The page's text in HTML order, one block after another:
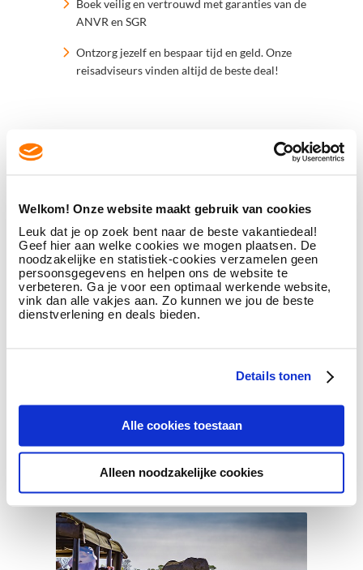
Welkom! Onze website maakt gebruik van cookies
Leuk dat je op zoek bent naar de beste vakantiedeal!
Geef hier aan welke cookies we mogen plaatsen. De
noodzakelijke en statistiek-cookies verzamelen geen
persoonsgegevens en helpen ons de website te
verbeteren. Ga je voor een optimaal werkende website,
vink dan alle vakjes aan. Zo kunnen we jou de beste
dienstverlening en deals bieden.
Details tonen
Alle cookies toestaan
Alleen noodzakelijke cookies
Cruises
Wil jij een wereldreis maken over het water?
BEKIJK ONZE CRUISES
Boek veilig en vertrouwd met garanties van de
ANVR en SGR
Ontzorg jezelf en bespaar tijd en geld. Onze
reisadviseurs vinden altijd de beste deal!